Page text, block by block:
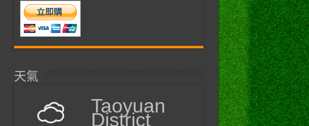
天氣
Taoyuan
District